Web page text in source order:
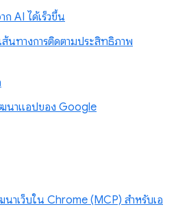
ก AI ได้เร็วขึ้น
นทางการติดตามประสิทธิภาพ
นาแอปของ Google
าเว็บใน Chrome (MCP) สำหรับเอ